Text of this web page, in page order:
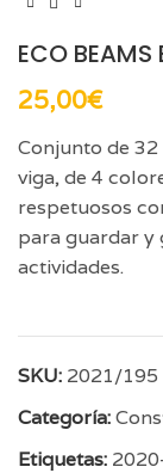
ECO BEAMS
25,00€
Conjunto de
viga, de 4
respetuosos
para guardar y
actividades.
SKU: 2021/195
Categoría:
Etiquetas: